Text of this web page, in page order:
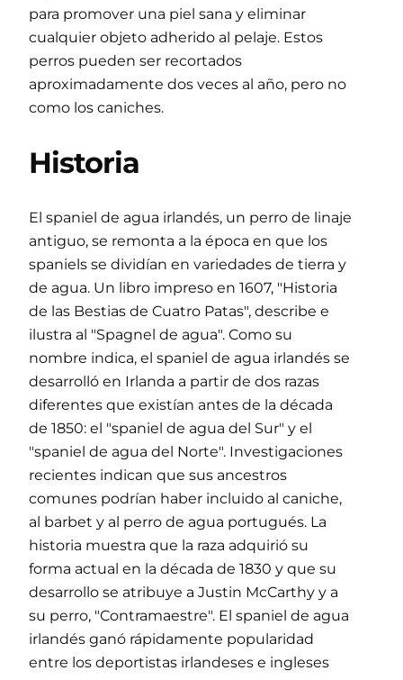
para promover una piel sana y eliminar
cualquier objeto adherido al pelaje. Estos
perros pueden ser recortados
aproximadamente dos veces al año, pero no
como los caniches.
Historia
El spaniel de agua irlandés, un perro de linaje
antiguo, se remonta a la época en que los
spaniels se dividían en variedades de tierra y
de agua. Un libro impreso en 1607, "Historia
de las Bestias de Cuatro Patas", describe e
ilustra al "Spagnel de agua". Como su
nombre indica, el spaniel de agua irlandés se
desarrolló en Irlanda a partir de dos razas
diferentes que existían antes de la década
de 1850: el "spaniel de agua del Sur" y el
"spaniel de agua del Norte". Investigaciones
recientes indican que sus ancestros
comunes podrían haber incluido al caniche,
al barbet y al perro de agua portugués. La
historia muestra que la raza adquirió su
forma actual en la década de 1830 y que su
desarrollo se atribuye a Justin McCarthy y a
su perro, "Contramaestre". El spaniel de agua
irlandés ganó rápidamente popularidad
entre los deportistas irlandeses e ingleses